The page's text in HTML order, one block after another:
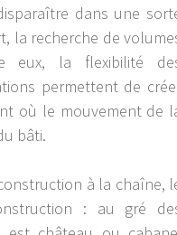
dans une
la recherche de
eux, la flexibilité
permettent de
où le mouvement de
bâti.
à la chaîne,
: au gré